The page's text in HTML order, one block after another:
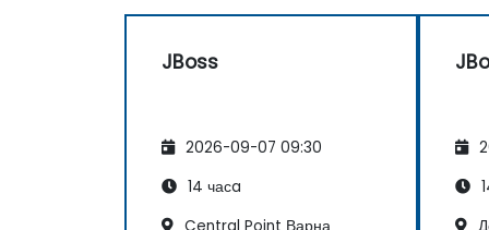
JBoss
2026-09-07 09:30
14 часa